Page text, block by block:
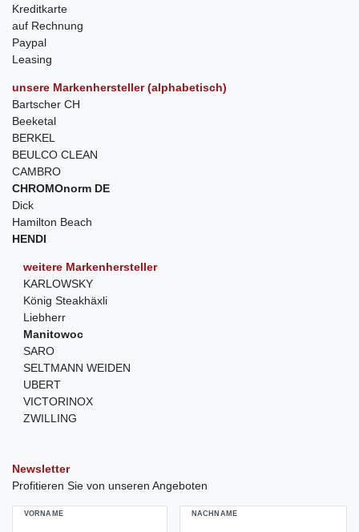
Kreditkarte
auf Rechnung
Paypal
Leasing
unsere Markenhersteller (alphabetisch)
Bartscher CH
Beeketal
BERKEL
BEULCO CLEAN
CAMBRO
CHROMOnorm DE
Dick
Hamilton Beach
HENDI
weitere Markenhersteller
KARLOWSKY
König Steakhäxli
Liebherr
Manitowoc
SARO
SELTMANN WEIDEN
UBERT
VICTORINOX
ZWILLING
Newsletter
Profitieren Sie von unseren Angeboten
VORNAME NACHNAME